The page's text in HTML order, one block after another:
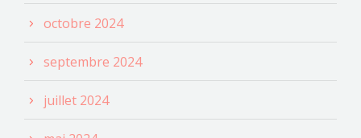
octobre 2024
septembre 2024
juillet 2024